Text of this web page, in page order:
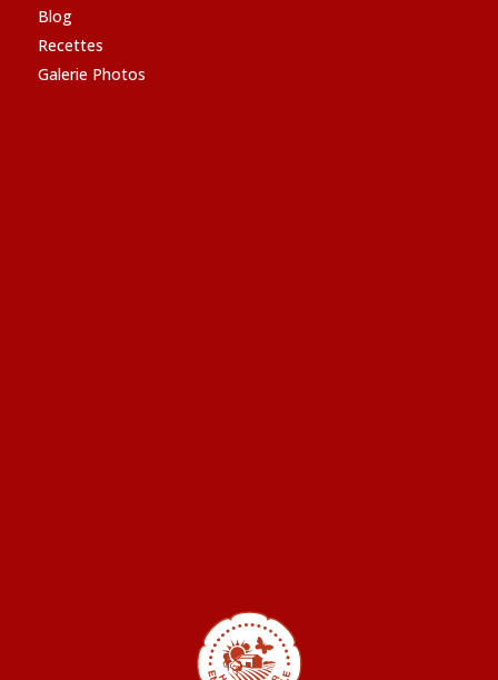
Blog
Recettes
Galerie Photos